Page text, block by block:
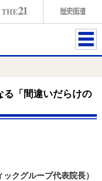
ME
る「間違いだらけの
クグループ代表院長）